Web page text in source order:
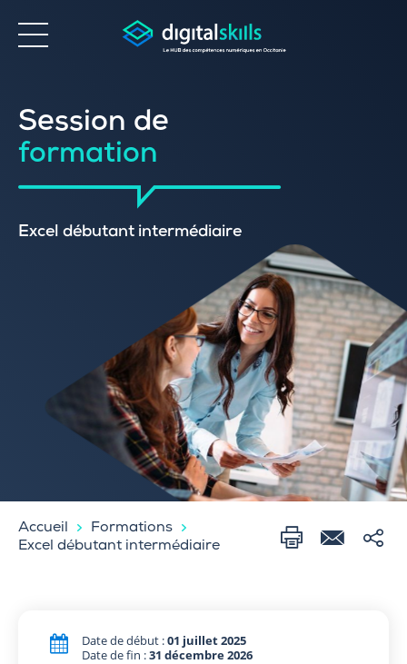
Accessibilité
Session de
formation
Excel débutant intermédiaire
Accueil
Formations
Excel débutant intermédiaire
Date de début :01 juillet 2025
Date de fin :31 décembre 2026